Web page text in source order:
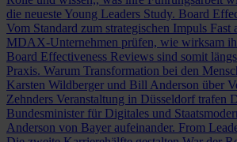
die neueste Young Leaders Study. Board
Vom Standard zum strategischen Impuls Fast
MDAX-Unternehmen prüfen, wie wirksam
Board Effectiveness Reviews sind somit
Praxis. Warum Transformation bei den
Karsten Wildberger und Bill Anderson über
Zehnders Veranstaltung in Düsseldorf trafen
Bundesminister für Digitales und
Anderson von Bayer aufeinander. From